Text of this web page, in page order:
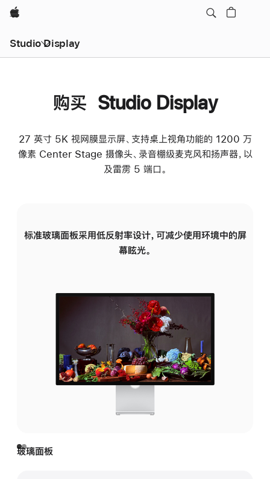
Apple
Studio Display
购买 Studio Display
27 英寸 5K 视网膜显示屏、支持桌上视角功能的 1200 万
像素 Center Stage 摄像头、录音棚级麦克风和扬声器，以
及雷雳 5 端口。
标准玻璃面板采用低反射率设计，可减少使用环境中的屏
幕眩光。
玻璃面板